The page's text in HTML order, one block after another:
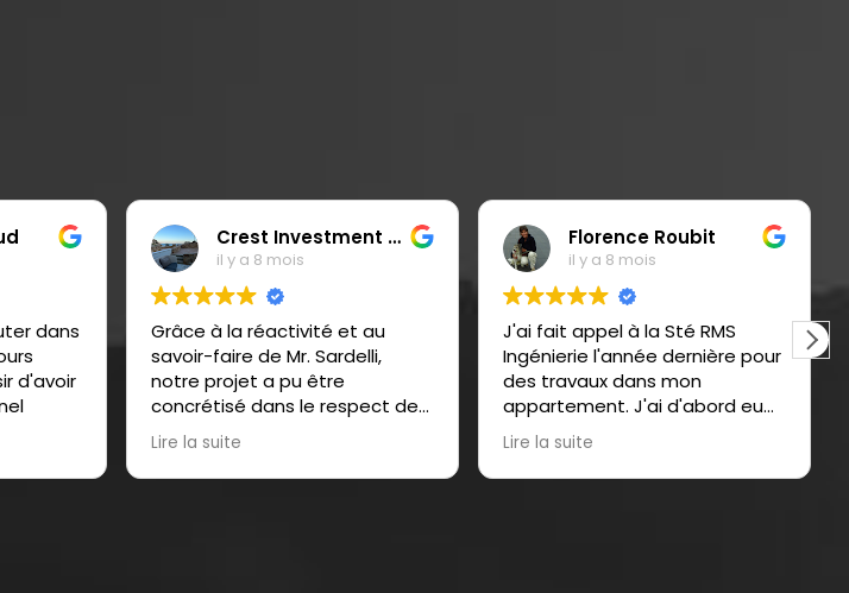
Crest Investment LLC
il y a 8 mois
Grâce à la réactivité et au
savoir-faire de Mr. Sardelli,
notre projet a pu être
concrétisé dans le respect de
nos engagements calendaires.
L’accompagnement technique
de RMS a été irréprochable.
Lire la suite
Florence Roubit
il y a 8 mois
J'ai fait appel à la Sté RMS
Ingénierie l'année dernière pour
des travaux dans mon
appartement. J'ai d'abord eu
un très bon contact avec Mr
Sardelli qui a été d'une très
grande écoute et de très bons
Lire la suite
Une
Un